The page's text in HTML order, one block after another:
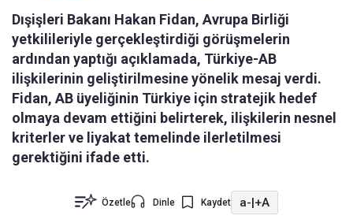
Dışişleri Bakanı Hakan Fidan, Avrupa Birliği
yetkilileriyle gerçekleştirdiği görüşmelerin
ardından yaptığı açıklamada, Türkiye-AB
ilişkilerinin geliştirilmesine yönelik mesaj verdi.
Fidan, AB üyeliğinin Türkiye için stratejik hedef
olmaya devam ettiğini belirterek, ilişkilerin nesnel
kriterler ve liyakat temelinde ilerletilmesi
gerektiğini ifade etti.
Özetle Dinle Kaydet a-|+A